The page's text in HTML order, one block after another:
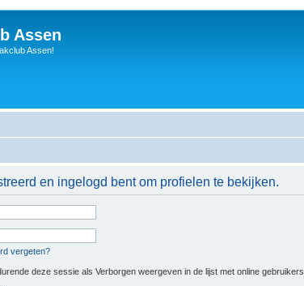
Assen
Assen!
en ingelogd bent om profielen te bekijken.
vergeten?
deze sessie als Verborgen weergeven in de lijst met online gebruikers.